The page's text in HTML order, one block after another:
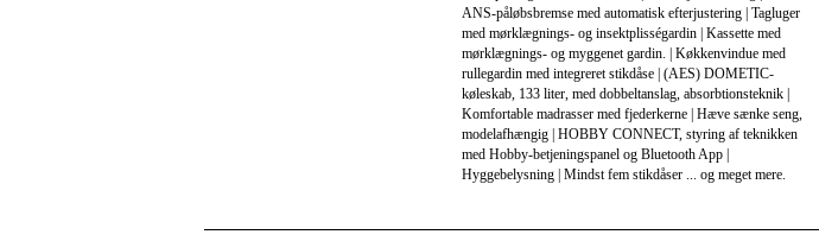
ANS-påløbsbremse med automatisk efterjustering | Tagluger
med mørklægnings- og insektplisségardin | Kassette med
mørklægnings- og myggenet gardin. | Køkkenvindue med
rullegardin med integreret stikdåse | (AES) DOMETIC-
køleskab, 133 liter, med dobbeltanslag, absorbtionsteknik |
Komfortable madrasser med fjederkerne | Hæve sænke seng,
modelafhængig | HOBBY CONNECT, styring af teknikken
med Hobby-betjeningspanel og Bluetooth App |
Hyggebelysning | Mindst fem stikdåser ... og meget mere.